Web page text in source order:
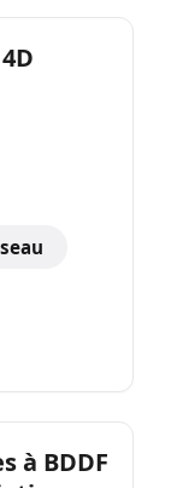
à BDDF